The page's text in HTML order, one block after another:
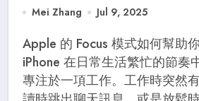
Mei Zhang Jul 9, 2025
Apple 的 Focus 模式如何幫助你更安靜地使用
iPhone 在日常生活繁忙的節奏
專注於一項工作。工作時突然